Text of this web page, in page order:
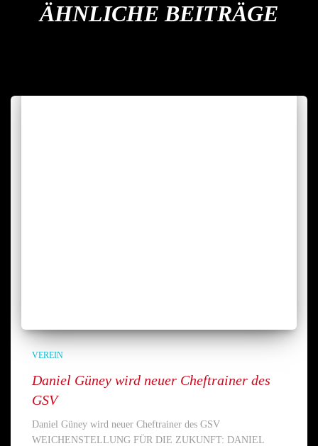
ÄHNLICHE BEITRÄGE
VEREIN
Daniel Güney wird neuer Cheftrainer des
GSV
Daniel Güney wird neuer Cheftrainer des GSV
WEICHENSTELLUNG FÜR DIE ZUKUNFT: DANIEL